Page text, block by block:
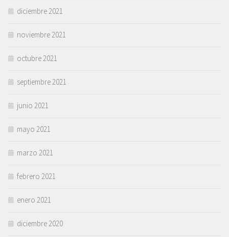
diciembre 2021
noviembre 2021
octubre 2021
septiembre 2021
junio 2021
mayo 2021
marzo 2021
febrero 2021
enero 2021
diciembre 2020